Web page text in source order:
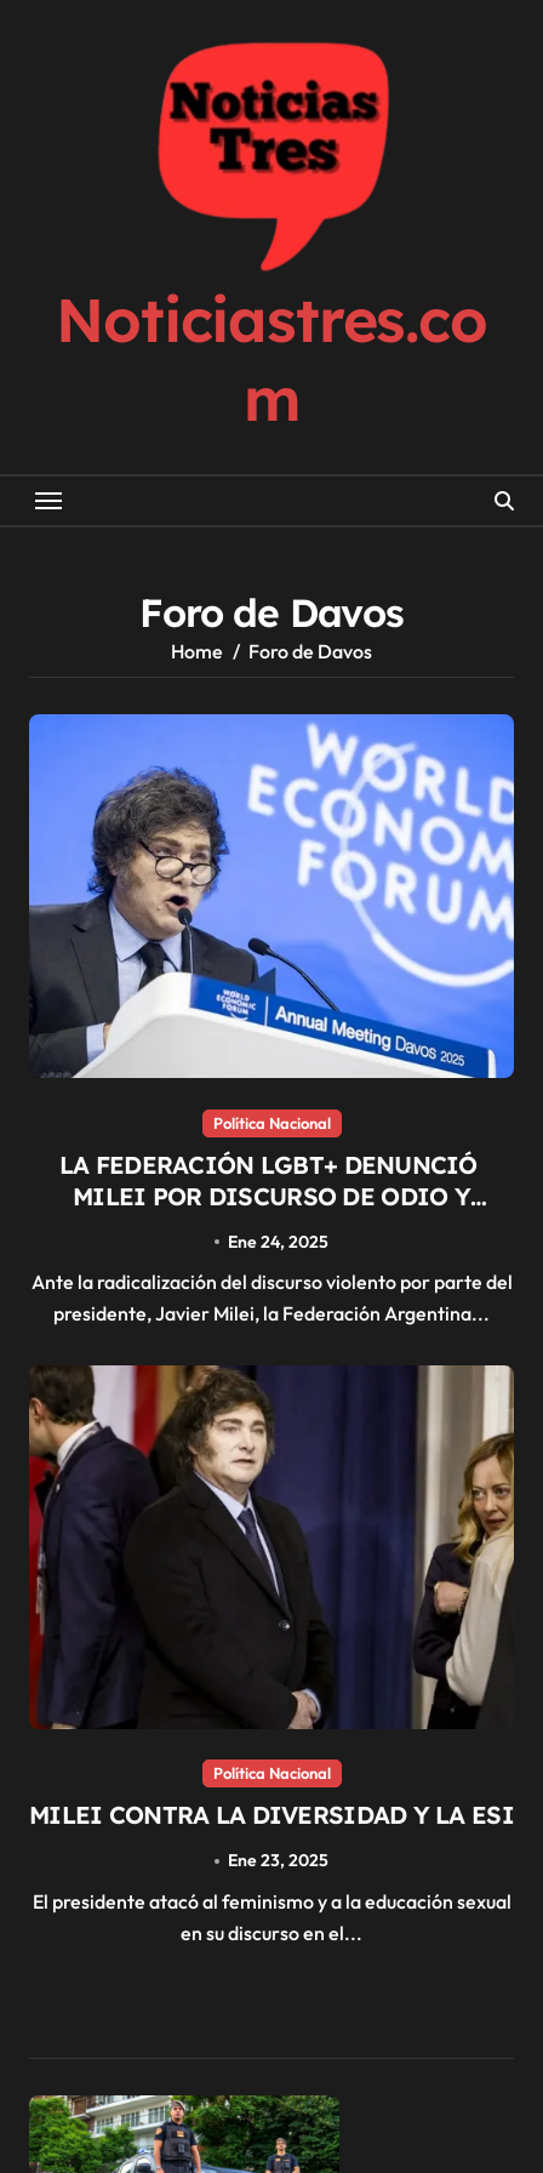
Noticiastres.co
m
Foro de Davos
Home Foro de Davos
Política Nacional
LA FEDERACIÓN LGBT+ DENUNCIÓ
MILEI POR DISCURSO DE ODIO Y
Ene 24, 2025
Ante la radicalización del discurso violento por parte del
presidente, Javier Milei, la Federación Argentina...
Política Nacional
MILEI CONTRA LA DIVERSIDAD Y LA ESI
Ene 23, 2025
El presidente atacó al feminismo y a la educación sexual
en su discurso en el...